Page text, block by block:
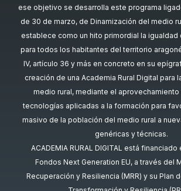
ese objetivo se desarrolla este programa
de 30 de marzo, de Dinamización del medio
establece como un hito primordial la
para todos los habitantes del territorio
IV, artículo 36 y más en concreto en su
creación de una Academia Rural Digital para
medio rural, mediante el aprovechamiento
tecnologías aplicadas a la formación para
masivo de la población del medio rural a
genéricas y técnicas.
ACADEMIA RURAL DIGITAL está financiado
Fondos Next Generation EU, a través del
Recuperación y Resiliencia (MRR) y su Plan